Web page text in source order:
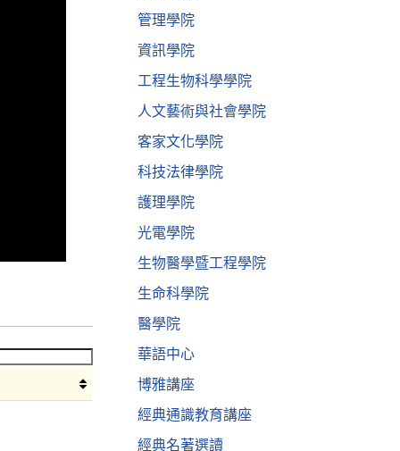
管理學院
資訊學院
工程生物科學學院
人文藝術與社會學院
客家文化學院
科技法律學院
護理學院
光電學院
生物醫學暨工程學院
生命科學院
醫學院
華語中心
博雅講座
經典通識教育講座
經典名著選讀